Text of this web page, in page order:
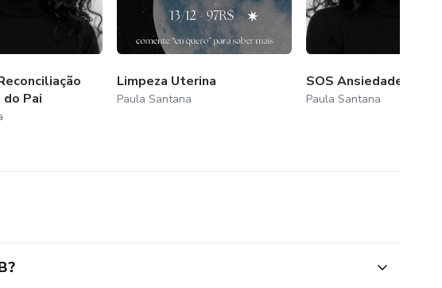
do Pai
Limpeza Uterina
Paula Santana
SOS Ansiedade
Paula Santana